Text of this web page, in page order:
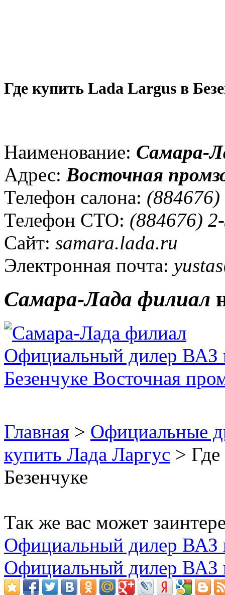
Где купить Lada Largus в
Наименование: Самара-
Адрес: Восточная
Телефон салона:
Телефон СТО: (884676)
Сайт: samara.lada.ru
Электронная почта:
Самара-Лада филиал
Главная > Официальные
купить Лада Ларгус >
Безенчуке
Так же вас может
Официальный дилер ВАЗ
Официальный дилер